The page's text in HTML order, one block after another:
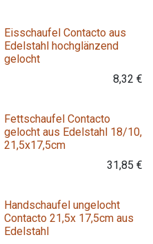
Eisschaufel Contacto aus
Edelstahl hochglänzend
gelocht
8,32 €
Fettschaufel Contacto
gelocht aus Edelstahl 18/10,
21,5x17,5cm
31,85 €
Handschaufel ungelocht
Contacto 21,5x 17,5cm aus
Edelstahl